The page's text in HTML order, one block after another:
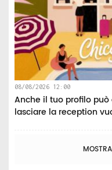
08/08/2026 12:00
Anche il tuo profilo
lasciare la reception